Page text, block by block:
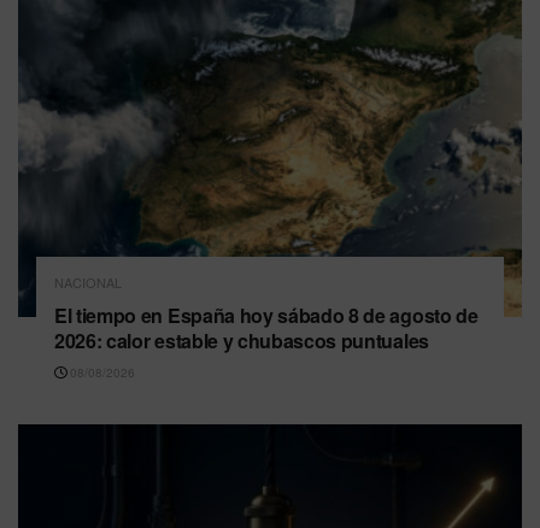
NACIONAL
El tiempo en España hoy sábado 8 de agosto de
2026: calor estable y chubascos puntuales
08/08/2026